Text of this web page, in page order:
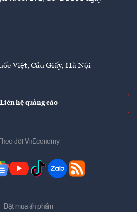
Việt, Cầu Giấy, Hà Nội
Liên hệ quảng cáo
Theo dõi VnEconomy
Đặt mua ấn phẩm